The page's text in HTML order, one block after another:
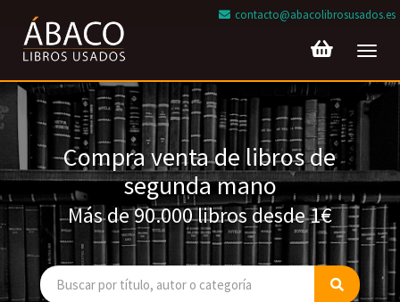
contacto@abacolibrosusados.es
Compra venta de libros de
segunda mano
Más de 90.000 libros desde 1€